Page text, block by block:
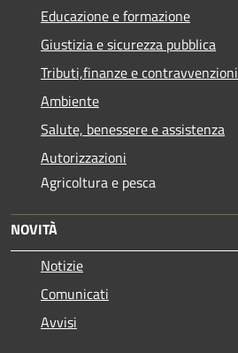
Educazione e formazione
Giustizia e sicurezza pubblica
Tributi,finanze e contravvenzioni
Ambiente
Salute, benessere e assistenza
Autorizzazioni
Agricoltura e pesca
NOVITÀ
Notizie
Comunicati
Avvisi